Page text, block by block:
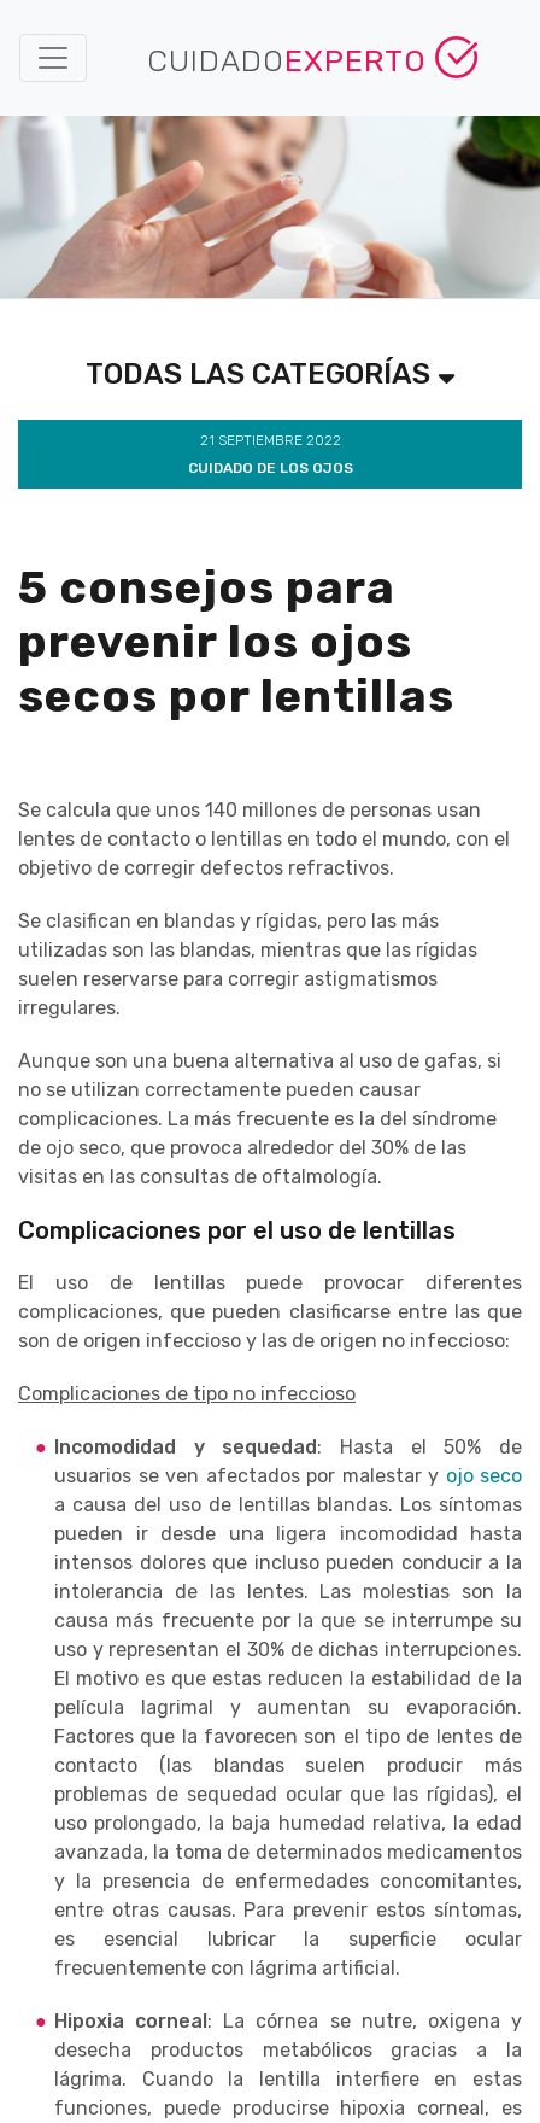
CUIDADOEXPERTO
TODAS LAS CATEGORÍAS
21 SEPTIEMBRE 2022
CUIDADO DE LOS OJOS
5 consejos para
prevenir los ojos
secos por lentillas
Se calcula que unos 140 millones de personas usan
lentes de contacto o lentillas en todo el mundo, con el
objetivo de corregir defectos refractivos.
Se clasifican en blandas y rígidas, pero las más
utilizadas son las blandas, mientras que las rígidas
suelen reservarse para corregir astigmatismos
irregulares.
Aunque son una buena alternativa al uso de gafas, si
no se utilizan correctamente pueden causar
complicaciones. La más frecuente es la del síndrome
de ojo seco, que provoca alrededor del 30% de las
visitas en las consultas de oftalmología.
Complicaciones por el uso de lentillas
El uso de lentillas puede provocar diferentes
complicaciones, que pueden clasificarse entre las que
son de origen infeccioso y las de origen no infeccioso:
Complicaciones de tipo no infeccioso
Incomodidad y sequedad: Hasta el 50% de
usuarios se ven afectados por malestar y ojo seco
a causa del uso de lentillas blandas. Los síntomas
pueden ir desde una ligera incomodidad hasta
intensos dolores que incluso pueden conducir a la
intolerancia de las lentes. Las molestias son la
causa más frecuente por la que se interrumpe su
uso y representan el 30% de dichas interrupciones.
El motivo es que estas reducen la estabilidad de la
película lagrimal y aumentan su evaporación.
Factores que la favorecen son el tipo de lentes de
contacto (las blandas suelen producir más
problemas de sequedad ocular que las rígidas), el
uso prolongado, la baja humedad relativa, la edad
avanzada, la toma de determinados medicamentos
y la presencia de enfermedades concomitantes,
entre otras causas. Para prevenir estos síntomas,
es esencial lubricar la superficie ocular
frecuentemente con lágrima artificial.
Hipoxia corneal: La córnea se nutre, oxigena y
desecha productos metabólicos gracias a la
lágrima. Cuando la lentilla interfiere en estas
funciones, puede producirse hipoxia corneal, es